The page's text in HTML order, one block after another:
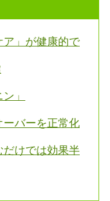
ア」が健康的で
」
ーバーを正常化
けでは効果半